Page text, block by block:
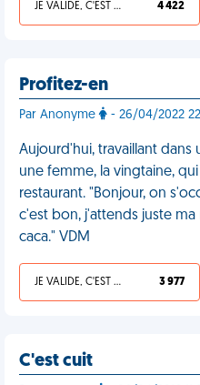
JE VALIDE, C'EST UNE VDM 4 422
Profitez-en
Par Anonyme - 26/04/2022
Aujourd'hui, travaillant dans
une femme, la vingtaine,
restaurant. "Bonjour, on
c'est bon, j'attends juste
caca." VDM
JE VALIDE, C'EST UNE VDM 3 977
C'est cuit